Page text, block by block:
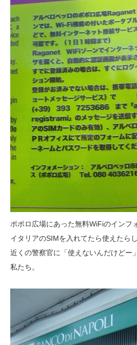
ポポロ広場にあった無料WiFiのインフ
イタリアのSIMを入れてたら使えたら
近くの警察官に「使えないんだけどー
私たち。